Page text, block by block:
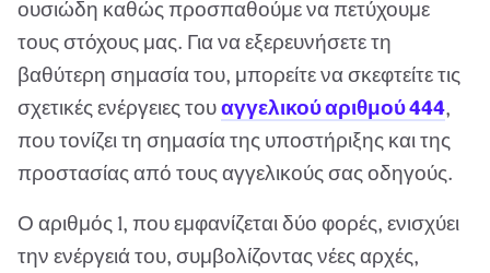
ουσιώδη καθώς προσπαθούμε να πετύχουμε
τους στόχους μας. Για να εξερευνήσετε τη
βαθύτερη σημασία του, μπορείτε να σκεφτείτε τις
σχετικές ενέργειες τουαγγελικού αριθμού 444,
που τονίζει τη σημασία της υποστήριξης και της
προστασίας από τους αγγελικούς σας οδηγούς.
Ο αριθμός 1, που εμφανίζεται δύο φορές, ενισχύει
την ενέργειά του, συμβολίζοντας νέες αρχές,